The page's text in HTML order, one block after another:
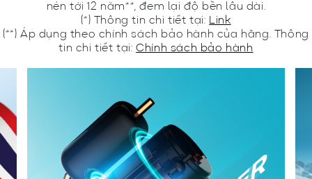
nén tới 12 năm**, đem lại độ bền lâu dài.
(*) Thông tin chi tiết tại: Link
(**) Áp dụng theo chính sách bảo hành của hãng. Thông
tin chi tiết tại:Chính sách bảo hành